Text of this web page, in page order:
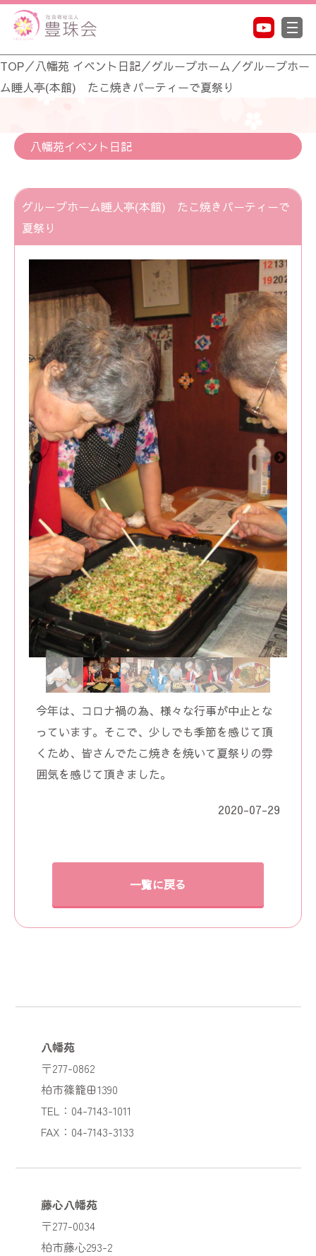
TOP／八幡苑 イベント日記／グループホーム ／グループホー
ム睡人亭(本館) たこ焼きパーティーで夏祭り
八幡苑イベント日記
グループホーム睡人亭(本館) たこ焼きパーティーで
夏祭り
今年は、コロナ禍の為、様々な行事が中止とな
っています。そこで、少しでも季節を感じて頂
くため、皆さんでたこ焼きを焼いて夏祭りの雰
囲気を感じて頂きました。
2020-07-29
一覧に戻る
八幡苑
〒277-0862
柏市篠籠田1390
TEL：04-7143-1011
FAX：04-7143-3133
藤心八幡苑
〒277-0034
柏市藤心293-2